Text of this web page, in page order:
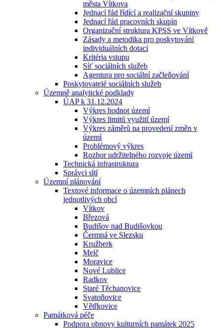
města Vítkova
Jednací řád řídící a realizační skupiny
Jednací řád pracovních skupin
Organizační struktura KPSS ve Vítkově
Zásady a metodika pro poskytování
individuálních dotací
Kritéria vstupu
Síť sociálních služeb
Agentura pro sociální začleňování
Poskytovatelé sociálních služeb
Územně analytické podklady
ÚAP k 31.12.2024
Výkres hodnot území
Výkres limitů využití území
Výkres záměrů na provedení změn v
území
Problémový výkres
Rozbor udržitelného rozvoje území
Technická infrastruktura
Správci sítí
Územní plánování
Textové informace o územních plánech
jednotlivých obcí
Vítkov
Březová
Budišov nad Budišovkou
Čermná ve Slezsku
Kružberk
Melč
Moravice
Nové Lublice
Radkov
Staré Těchanovice
Svatoňovice
Větřkovice
Památková péče
Podpora obnovy kulturních památek 2025